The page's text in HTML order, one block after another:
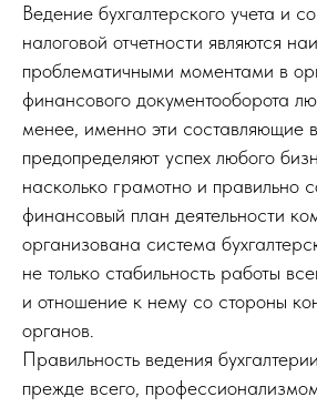
Ведение бухгалтерского учета и
налоговой отчетности являются
проблематичными моментами в
финансового документооборота
менее, именно эти составляющие
предопределяют успех любого
насколько грамотно и правильно
финансовый план деятельности
организована система
не только стабильность работы
и отношение к нему со стороны
органов.
Правильность ведения
прежде всего,